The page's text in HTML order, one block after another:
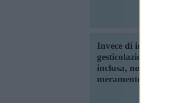
Invece di indurre
gesticolazione
inclusa, non sono
meramente di un